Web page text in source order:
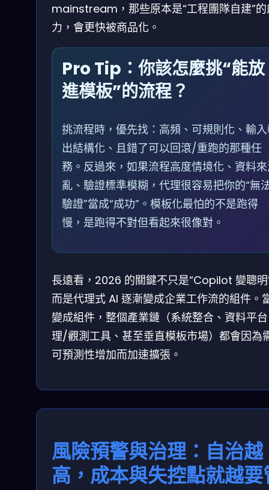
mainstream，那些原本是“工程團隊自建”
力，會更快被商品化。
Pro Tip：你該怎麼挑“能放
進模板”的流程？
挑流程時，優先找：高頻、可規則化、輸
出結構化、且錯了可以回滾/重跑的那種任
務。反過來，如果流程高度情境化、資料
亂、驗證標準模糊，代理很容易把你的“無
驗證”當成“成功”。模板化最怕的不是跑得
慢，是跑得不對但看起來很像對。
長遠看，2026 的關鍵不只是“Copilot 變聰明
而是代理式 AI 逐漸變成企業工作流的組件。
變成組件，整個產業鏈（系統整合、資料平
理/觀測工具、甚至垂直模板市場）都會因為
可預測性增加而加速擴張。
風險預警與治理：自治越
高，成本與失控點就越要